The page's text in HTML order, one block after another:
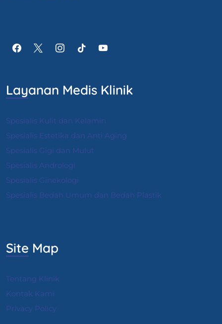
Layanan Medis Klinik
Spesialis Kulit dan Kelamin
Spesialis Estetika dan Anti Aging
Spesialis Gigi dan Mulut
Spesialis Andrologi
Spesialis Ginekologi
Spesialis Bedah Umum dan Bedah Plastik
Site Map
Tentang Klinik
Kontak Kami
Privacy Policy